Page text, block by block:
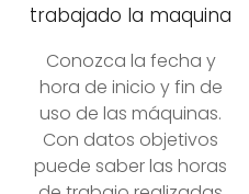
trabajado la maquina
Conozca la fecha y
hora de inicio y fin de
uso de las máquinas.
Con datos objetivos
puede saber las horas